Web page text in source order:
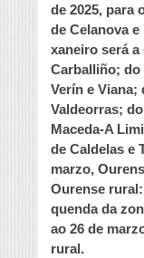
de 2025, para
de Celanova
xaneiro será a
Carballiño; do
Verín e Viana;
Valdeorras;
Maceda-A
de Caldelas e
marzo,
Ourense
quenda da
ao 26 de
rural.